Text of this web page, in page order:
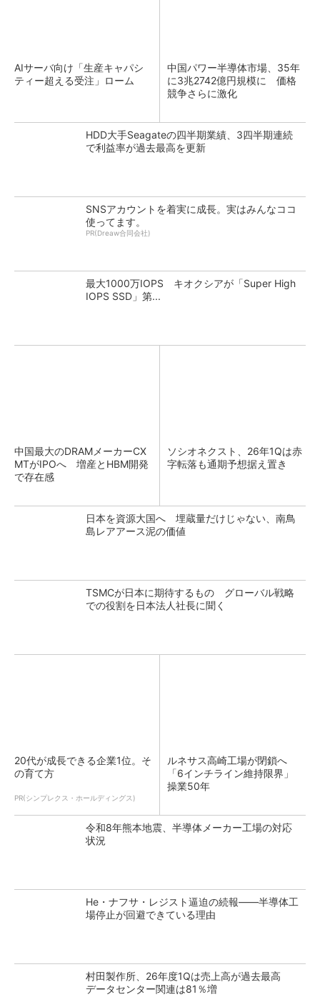
AIサーバ向け「生産キャパシ
ティー超える受注」ローム
中国パワー半導体市場、35年
に3兆2742億円規模に 価格
競争さらに激化
HDD大手Seagateの四半期業績、3四半期連続
で利益率が過去最高を更新
SNSアカウントを着実に成長。実はみんなココ
使ってます。
PR(Dreaw合同会社)
最大1000万IOPS キオクシアが「Super High
IOPS SSD」第...
中国最大のDRAMメーカーCX
MTがIPOへ 増産とHBM開発
で存在感
ソシオネクスト、26年1Qは赤
字転落も通期予想据え置き
日本を資源大国へ 埋蔵量だけじゃない、南鳥
島レアアース泥の価値
TSMCが日本に期待するもの グローバル戦略
での役割を日本法人社長に聞く
20代が成長できる企業1位。そ
の育て方
PR(シンプレクス・ホールディングス)
ルネサス高崎工場が閉鎖へ
「6インチライン維持限界」
操業50年
令和8年熊本地震、半導体メーカー工場の対応
状況
He・ナフサ・レジスト逼迫の続報――半導体工
場停止が回避できている理由
村田製作所、26年度1Qは売上高が過去最高
データセンター関連は81％増